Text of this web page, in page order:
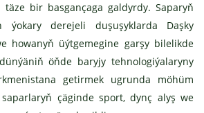
täze bir basgançaga galdyrdy. Saparyň
ýokary derejeli duşuşyklarda Daşky
howanyň üýtgemegine garşy bilelikde
öňde baryjy tehnologiýalaryny
getirmek ugrunda möhüm
çäginde sport, dynç alyş we